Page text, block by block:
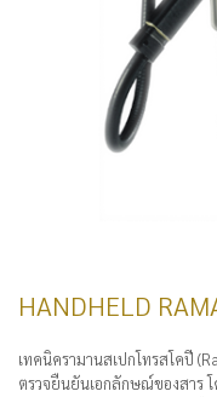
HANDHELD
เทคนิครามานสเปกโทรสโคปี
ตรวจยืนยันเอกลักษณ์ของสาร